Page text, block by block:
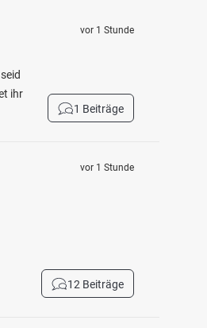
ihr
vor 1 Stunde
1 Beiträge
vor 1 Stunde
12 Beiträge